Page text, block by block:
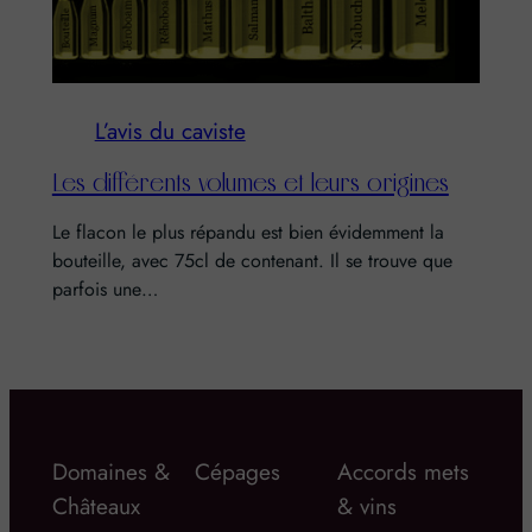
L’avis du caviste
Les différents volumes et leurs origines
Le flacon le plus répandu est bien évidemment la
bouteille, avec 75cl de contenant. Il se trouve que
parfois une…
Domaines &
Châteaux
Cépages
Accords mets
& vins